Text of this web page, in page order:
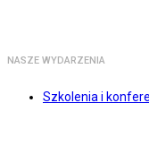
NASZE WYDARZENIA
Szkolenia i